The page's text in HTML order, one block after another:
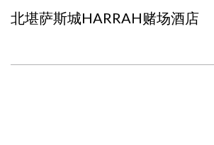
北堪萨斯城HARRAH赌场酒店